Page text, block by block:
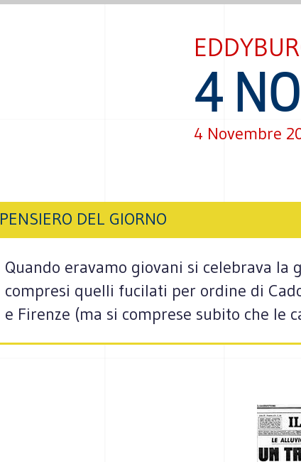
4
4 Novembre
PENSIERO DEL GIORNO
Quando eravamo giovani si celebrava
compresi quelli fucilati per ordine di
e Firenze (ma si comprese subito che le